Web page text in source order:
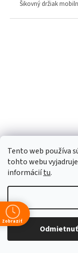
Tento web používa
tohto webu
informáciítu.
Odmietnuť
Šikovný držiak
Magnetic Air Vent -
€10,49 bez DPH
€12,90
Zobraziť